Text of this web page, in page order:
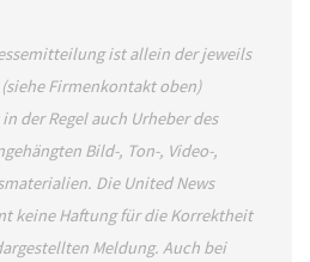
ist allein der jeweils
Firmenkontakt oben)
der Regel auch Urheber des
Bild-, Ton-, Video-,
Die United News
keine Haftung für die Korrektheit
Meldung. Auch bei